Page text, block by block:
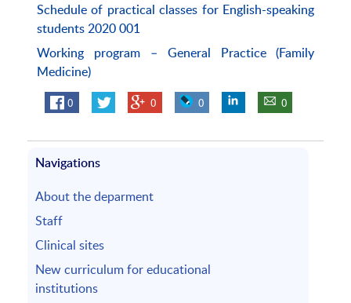
Schedule of practical classes for English-speaking
students 2020 001
Working program – General Practice (Family
Medicine)
0 0 0 0
Navigations
About the deparment
Staff
Clinical sites
New curriculum for educational
institutions